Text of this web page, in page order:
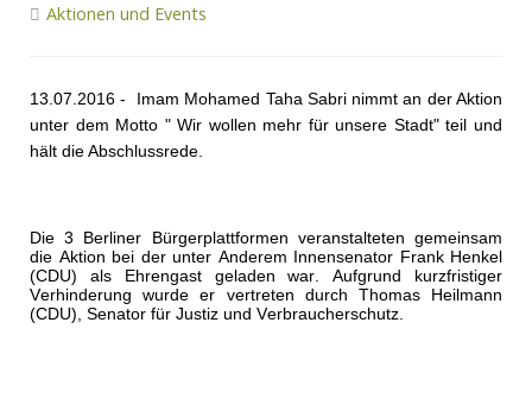
Aktionen und Events
13.07.2016 - Imam Mohamed Taha Sabri nimmt an der Aktion
unter dem Motto " Wir wollen mehr für unsere Stadt" teil und
hält die Abschlussrede.
Die 3 Berliner Bürgerplattformen veranstalteten gemeinsam
die Aktion bei der unter Anderem Innensenator Frank Henkel
(CDU) als Ehrengast geladen war. Aufgrund kurzfristiger
Verhinderung wurde er vertreten durch Thomas Heilmann
(CDU), Senator für Justiz und Verbraucherschutz.